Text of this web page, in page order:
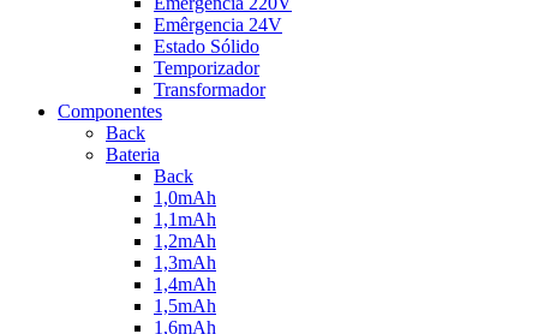
Emêrgencia 24V
Estado Sólido
Temporizador
Transformador
Componentes
Back
Bateria
Back
1,0mAh
1,1mAh
1,2mAh
1,3mAh
1,4mAh
1,5mAh
1,6mAh